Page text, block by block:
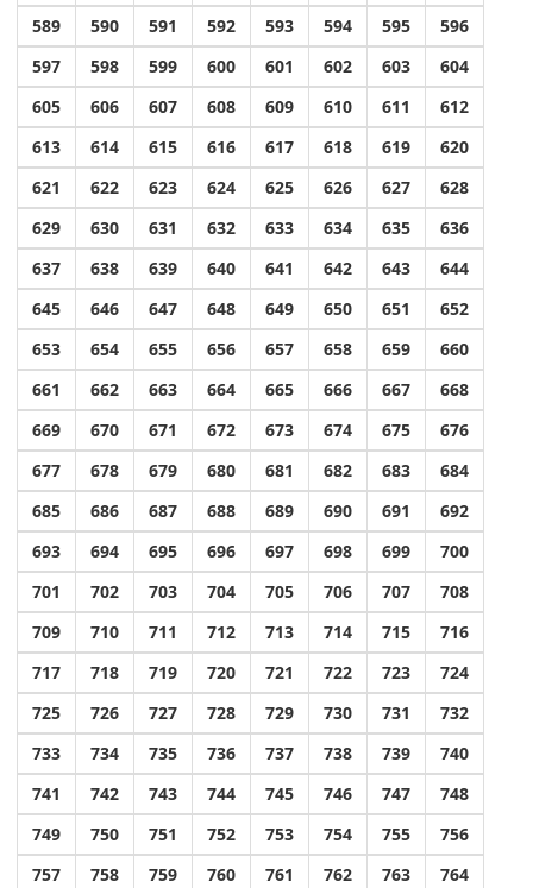
589
590 591 592 593 594 595
596
597
598 599 600 601 602 603
604
605
606 607 608 609 610 611
612
613
614 615 616 617 618 619
620
621
622 623 624 625 626 627
628
629
630 631 632 633 634 635
636
637
638 639 640 641 642 643
644
645
646 647 648 649 650 651
652
653
654 655 656 657 658 659
660
661
662 663 664 665 666 667
668
669
670 671 672 673 674 675
676
677
678 679 680 681 682 683
684
685
686 687 688 689 690 691
692
693
694 695 696 697 698 699
700
701
702 703 704 705 706 707
708
709
710 711 712 713 714 715
716
717
718 719 720 721 722 723
724
725
726 727 728 729 730 731
732
733
734 735 736 737 738 739
740
741
742 743 744 745 746 747
748
749
750 751 752 753 754 755
756
757
758 759 760 761 762 763
764